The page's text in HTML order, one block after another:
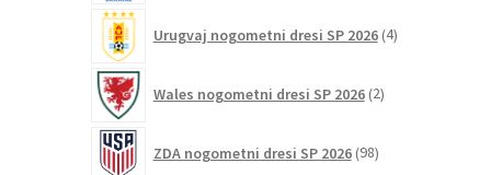
Urugvaj nogometni dresi SP 2026 4izdelki
Wales nogometni dresi SP 2026 2izdelka
ZDA nogometni dresi SP 2026 98izdelkov